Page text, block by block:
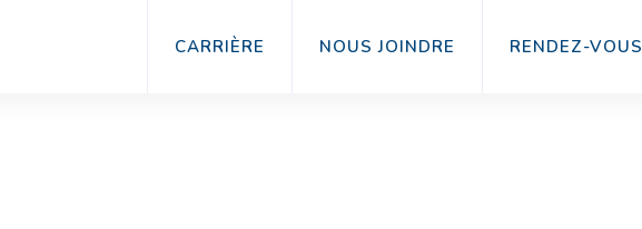
CARRIÈRE NOUS JOINDRE RENDEZ-VOUS